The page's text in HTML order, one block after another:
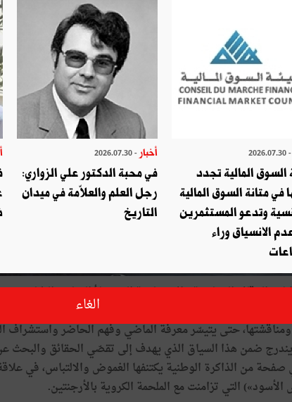
الوقائع السياسية والاجتماعية التي تملأ الزمان والمكان،
عملية فحص وتقويم، موضوعية أو ذاتية، لمعطيات وأحداث من
ومناقشتها، حتى يتيسّر معرفة الماضي وفهم الحاضر واستشراف
يندرج ضمن هذا السياق الذي يهدف إلى تقصّي الحقائق والبحث
من الذاكرة الوطنية يكتنفها الغموض والالتباس، في
- 2026.07.30
السوق المالية تجدد
في متانة السوق المالية
وتدعو المستثمرين
الانسياق وراء
أخبار - 2026.07.30
في محبة الدكتور علي الزواري:
رجل العلم والعلاّمة في ميدان
التاريخ
الغاء